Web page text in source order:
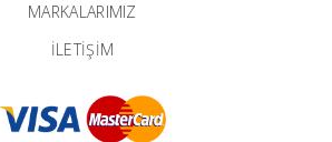
MARKALARIMIZ
İLETIŞIM